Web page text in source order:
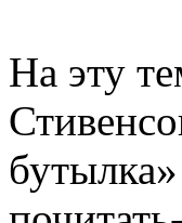
На эту